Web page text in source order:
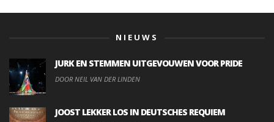
NIEUWS
JURK EN STEMMEN UITGEVOUWEN VOOR PRIDE
DOOR NEIL VAN DER LINDEN
JOOST LEKKER LOS IN DEUTSCHES REQUIEM